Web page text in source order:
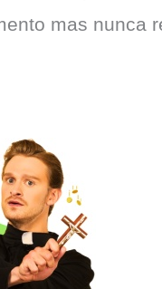
mas nunca